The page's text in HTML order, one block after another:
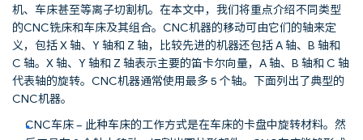
机、车床甚至等离子切割机。在本文中，我们将重点介绍不同类型
的CNC铣床和车床及其组合。CNC机器的移动可由它们的轴来定
义，包括 X 轴、Y 轴和 Z 轴，比较先进的机器还包括 A 轴、B 轴和
C 轴。X 轴、Y 轴和 Z 轴表示主要的笛卡尔向量，A 轴、B 轴和 C 轴
代表轴的旋转。CNC机器通常使用最多 5 个轴。下面列出了典型的
CNC机器。
CNC车床 – 此种车床的工作方式是在车床的卡盘中旋转材料。然